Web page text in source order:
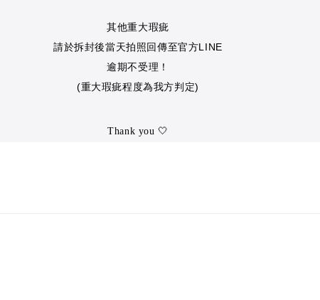
其他重大瑕疵
請於拆封後當天拍照回傳至官方LINE
逾期不受理 ！
(重大瑕疵程度為我方判定)
Thank you🤍